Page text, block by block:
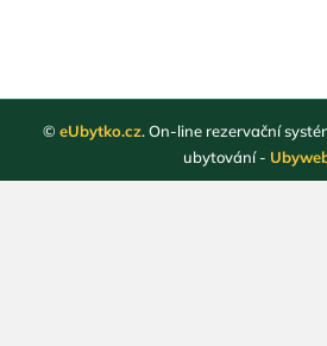
© eUbytko.cz. On-line rezervační
ubytování -